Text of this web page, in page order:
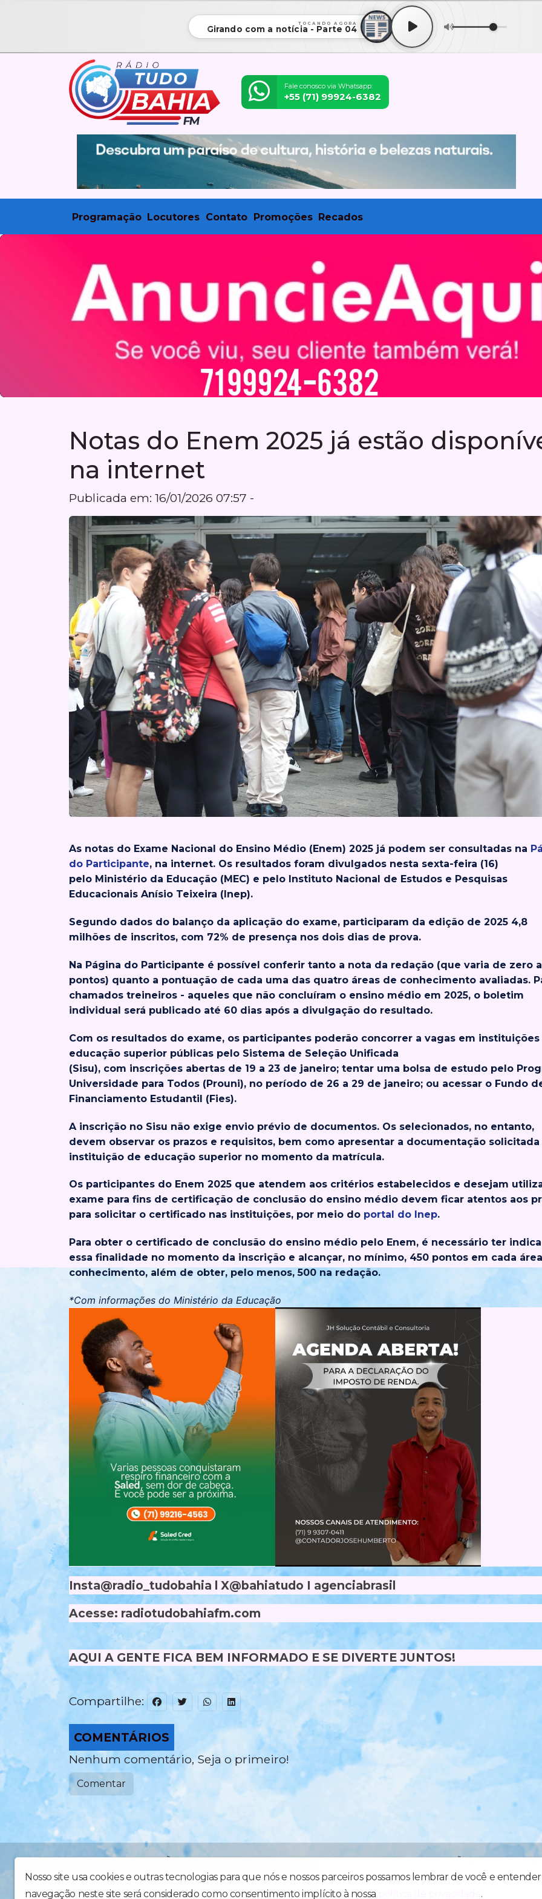
TOCANDO AGORA
Girando com a notícia - Parte 04
Fale conosco via Whatsapp:
+55 (71) 99924-6382
Programação Locutores Contato Promoções Recados
Notas do Enem 2025 já estão
na internet
Publicada em: 16/01/2026 07:57 -
As notas do Exame Nacional do Ensino Médio (Enem) 2025 já podem ser consultadas na
do Participante, na internet. Os resultados foram divulgados nesta sexta-feira (16)
pelo Ministério da Educação (MEC) e pelo Instituto Nacional de Estudos e Pesquisas
Educacionais Anísio Teixeira (Inep).
Segundo dados do balanço da aplicação do exame, participaram da edição de 2025 4,8
milhões de inscritos, com 72% de presença nos dois dias de prova.
Na Página do Participante é possível conferir tanto a nota da redação (que varia de zero
pontos) quanto a pontuação de cada uma das quatro áreas de conhecimento avaliadas.
chamados treineiros - aqueles que não concluíram o ensino médio em 2025, o boletim
individual será publicado até 60 dias após a divulgação do resultado.
Com os resultados do exame, os participantes poderão concorrer a vagas em instituições
educação superior públicas pelo Sistema de Seleção Unificada
(Sisu), com inscrições abertas de 19 a 23 de janeiro; tentar uma bolsa de estudo pelo
Universidade para Todos (Prouni), no período de 26 a 29 de janeiro; ou acessar o Fundo
Financiamento Estudantil (Fies).
A inscrição no Sisu não exige envio prévio de documentos. Os selecionados, no entanto,
devem observar os prazos e requisitos, bem como apresentar a documentação solicitada
instituição de educação superior no momento da matrícula.
Os participantes do Enem 2025 que atendem aos critérios estabelecidos e desejam
exame para fins de certificação de conclusão do ensino médio devem ficar atentos aos
para solicitar o certificado nas instituições, por meio do portal do Inep.
Para obter o certificado de conclusão do ensino médio pelo Enem, é necessário ter
essa finalidade no momento da inscrição e alcançar, no mínimo, 450 pontos em cada
conhecimento, além de obter, pelo menos, 500 na redação.
*Com informações do Ministério da Educação
Insta@radio_tudobahia l X@bahiatudo I agenciabrasil
Acesse: radiotudobahiafm.com
AQUI A GENTE FICA BEM INFORMADO E SE DIVERTE JUNTOS!
Compartilhe:
COMENTÁRIOS
Nenhum comentário, Seja o primeiro!
Comentar
Nosso site usa cookies e outras tecnologias para que nós e nossos parceiros possamos lembrar de você e
navegação neste site será considerado como consentimento implícito à nossa
.
TUDO BAHIA INFORMAÇÃO ENTRETENIMENTO PUBLICIDADE & EVENTOS CONTATOS DA PRODUÇÃO☎️ (71)99698-6598
tudobahiaproducoes@gmail.com RÁDIO TUDO BAHIA FM Aqui a gente fica bem informado e se diverte juntos!